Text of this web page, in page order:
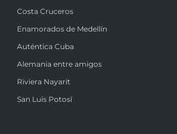
Costa Cruceros
Enamorados de Medellín
Auténtica Cuba
Alemania entre amigos
Riviera Nayarit
San Luis Potosí